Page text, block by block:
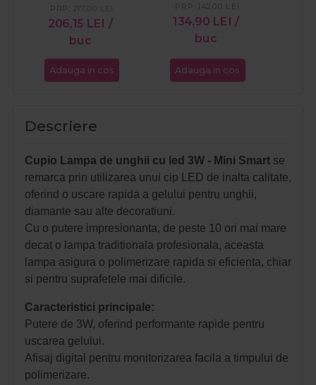
206,15 LEI /
buc
PRP: 217,00 LEI
Adauga in cos
134,90 LEI /
buc
PRP: 142,00 LEI
Adauga in cos
Descriere
Cupio Lampa de unghii cu led 3W - Mini Smart se
remarca prin utilizarea unui cip LED de inalta calitate,
oferind o uscare rapida a gelului pentru unghii,
diamante sau alte decoratiuni.
Cu o putere impresionanta, de peste 10 ori mai mare
decat o lampa traditionala profesionala, aceasta
lampa asigura o polimerizare rapida si eficienta, chiar
si pentru suprafetele mai dificile.
Caracteristici principale:
Putere de 3W, oferind performante rapide pentru
uscarea gelului.
Afisaj digital pentru monitorizarea facila a timpului de
polimerizare.